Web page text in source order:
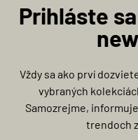
Prihláste
Vždy sa ako prví
vybraných
Samozrejme,
trendoch